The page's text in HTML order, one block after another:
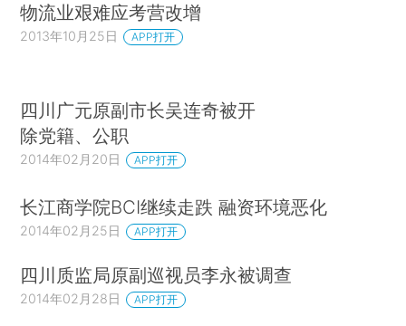
物流业艰难应考营改增
2013年10月25日 APP打开
四川广元原副市长吴连奇被开
除党籍、公职
2014年02月20日 APP打开
长江商学院BCI继续走跌 融资环境恶化
2014年02月25日 APP打开
四川质监局原副巡视员李永被调查
2014年02月28日 APP打开